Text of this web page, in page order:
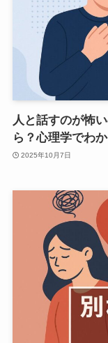
人と話すのが怖
ら？心理学でわ
2025年10月7日